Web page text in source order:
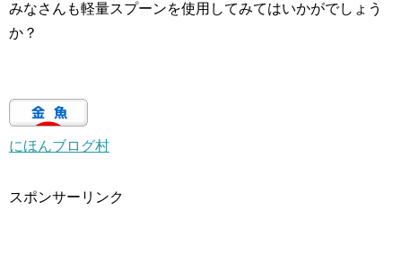
みなさんも軽量スプーンを使用してみてはいかがでしょう
か？
にほんブログ村
スポンサーリンク